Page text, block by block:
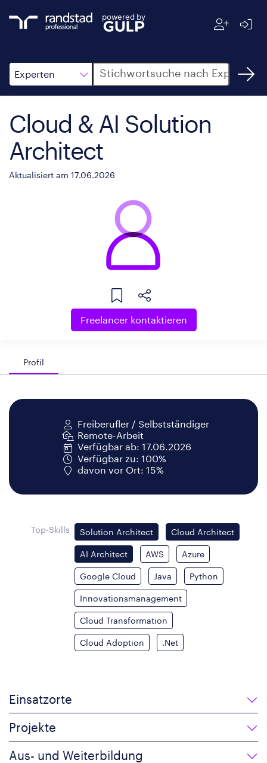
powered by
Experten
Suche
Cloud & AI Solution
Architect
Aktualisiert am 17.06.2026
Freelancer kontaktieren
Profil
Freiberufler / Selbstständiger
Remote-Arbeit
Verfügbar ab: 17.06.2026
Verfügbar zu: 100%
davon vor Ort: 15%
Top-Skills Solution Architect Cloud Architect
AI Architect AWS Azure
Google Cloud Java Python
Innovationsmanagement
Cloud Transformation
Cloud Adoption .Net
Einsatzorte
Projekte
Aus- und Weiterbildung